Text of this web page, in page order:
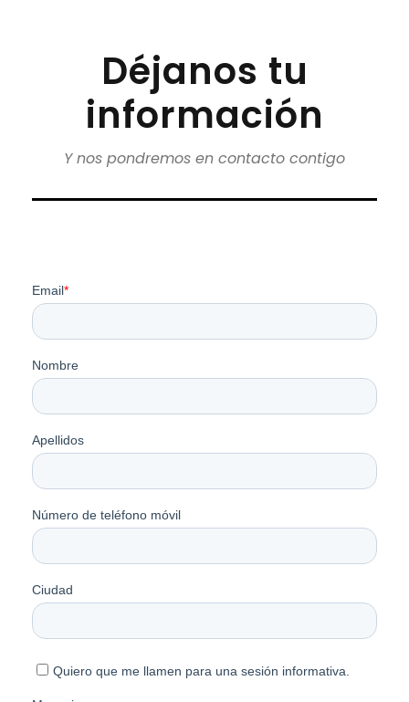
Déjanos tu
información
Y nos pondremos en contacto contigo